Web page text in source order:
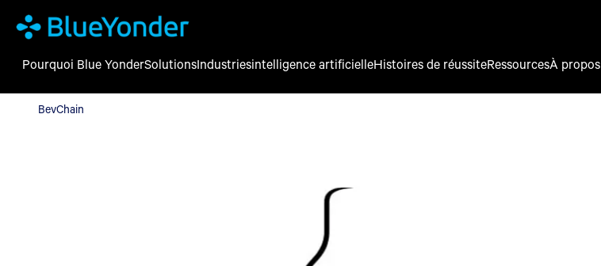
BevChain
Pourquoi Blue YonderSolutionsIndustriesintelligence artificielleHistoires de réussiteRessourcesÀ propos
BevChain